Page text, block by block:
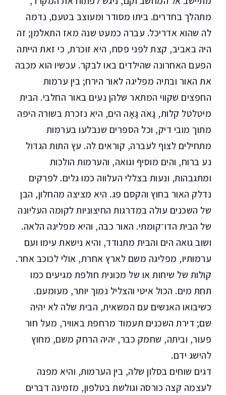
מתהלך בחדרים. ביתו מסודר ומעוצב בטעם, נדמה
לה שהוא אדריכל. עברה כמעט שנה מאז התאלמן; זה
היה באביב, קצת לפני פסח, היא זוכרת, כי זאת הייתה
הפעם האחרונה שהילדים באו לבקר. עכשיו הוא מכבה
את האור ובתיה מפליגה לאור הירח; בין ערמות
החפצים שקווי המתאר שלהן נעים באור החלבי. הבית
מיטלטל קלות, גָאֹה גָּאָה הים, היא נזכרת בשורה היפה
מתוך מובי דיק, וכל הספרים שנבלעו בערמות
מתחילים לצוף לעברה, קוראים לה. עץ התות הגדול
נע ברוח, והים מוסיף וגואה, והערמות הולכות
ומתגבהות, ונעות בצללי העלווה כמו גלים. לפרקים
נדלק האור בחוץ והקסם פג. היא מציצה מהחלון, הבן
של השכנים עולה במדרגות החיצוניות לקומה העליונה
של הבית הדו־קומתי. האור כבה, והיא מפליגה הלאה.
ושוב גואה הים והבית מתנודד, והיא נישאת עימו ועם
ערמותיו, מפליגה משם לארץ אחרת, אולי לכוכב אחר.
קולות של שיחות או של מכונית חולפת מגיעים כמו
תחת מים. הכול איטי והצליל נמוך יותר, מעומעם.
כשיבואו האנשים עם המשאית, הבית שלה לא יהיה
שם; דירת השכנים תעמוד מרחפת באוויר, מעל חור
פעור, וביתה, שחמק כבר, יהיה הרחק משם, מחוץ
להישג ידם.
דגים שוחים בסלון שלה, בין הערמות, והיא מפנה
לעצמה קצה כורסה וגולשת בטלפון, מזמינה דברים